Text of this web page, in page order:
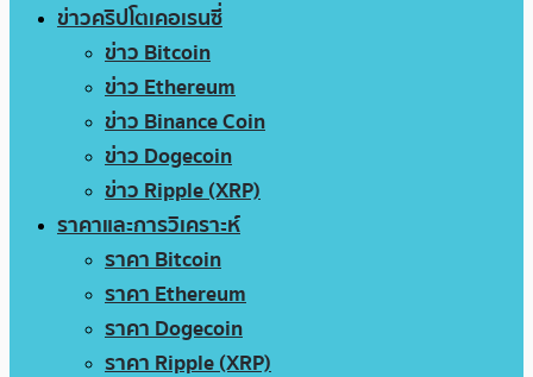
ข่าวคริปโตเคอเรนซี่
ข่าว Bitcoin
ข่าว Ethereum
ข่าว Binance Coin
ข่าว Dogecoin
ข่าว Ripple (XRP)
ราคาและการวิเคราะห์
ราคา Bitcoin
ราคา Ethereum
ราคา Dogecoin
ราคา Ripple (XRP)